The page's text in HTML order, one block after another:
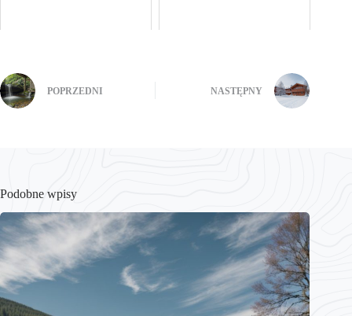
POPRZEDNI NASTĘPNY
Podobne wpisy